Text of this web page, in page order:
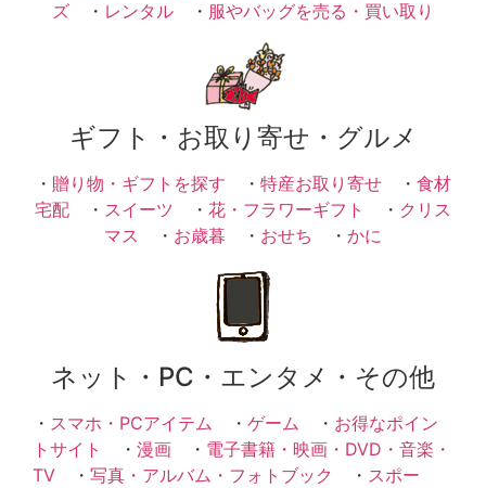
ズ ・ レンタル ・ 服やバッグを売る・買い取り
ギフト・お取り寄せ・グルメ
・ 贈り物・ギフトを探す ・ 特産お取り寄せ ・ 食材
宅配 ・ スイーツ ・ 花・フラワーギフト ・ クリス
マス ・ お歳暮 ・ おせち ・ かに
ネット・PC・エンタメ・その他
・ スマホ・PCアイテム ・ ゲーム ・ お得なポイン
トサイト
・ 漫画 ・ 電子書籍・映画・DVD・音楽・
TV ・ 写真・アルバム・フォトブック ・ スポー